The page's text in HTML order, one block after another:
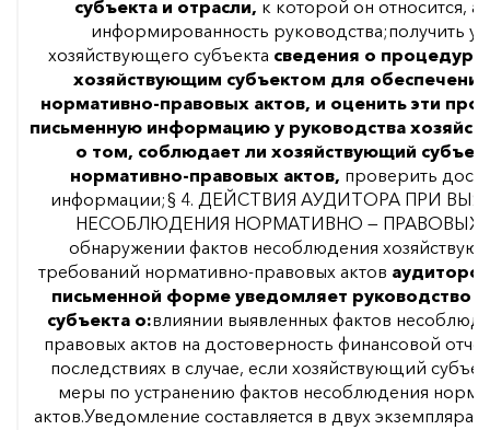
субъекта и отрасли, к которой он относится, а
информированность руководства;получить у
хозяйствующего субъекта сведения о
хозяйствующим субъектом для
нормативно-правовых актов, и оценить эти
письменную информацию у руководства
о том, соблюдает ли хозяйствующий
нормативно-правовых актов, проверить
информации;§ 4. ДЕЙСТВИЯ АУДИТОРА ПРИ
НЕСОБЛЮДЕНИЯ НОРМАТИВНО — ПРАВОВЫХ
обнаружении фактов несоблюдения
требований нормативно-правовых актов
письменной форме уведомляет руководство
субъекта о:влиянии выявленных фактов
правовых актов на достоверность финансовой
последствиях в случае, если хозяйствующий
меры по устранению фактов несоблюдения
актов.Уведомление составляется в двух